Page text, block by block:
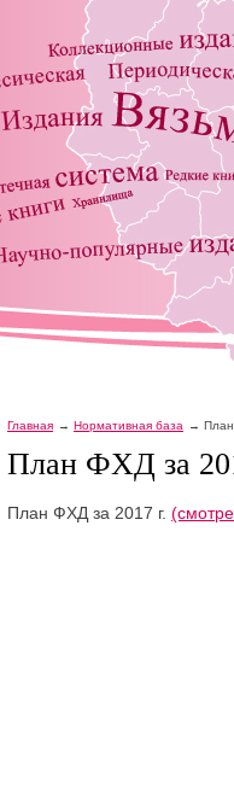
Главная Нормативная база
План ФХД за
План ФХД за 2017 г.